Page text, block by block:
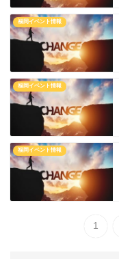
福岡イベント情報
福岡イベント情報
福岡イベント情報
1